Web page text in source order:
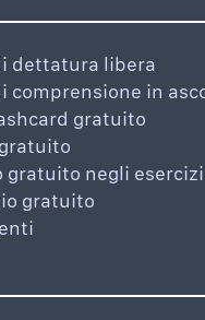
dettatura libera
comprensione in
gratuito
gratuito negli
gratuito